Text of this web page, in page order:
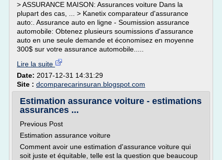
> ASSURANCE MAISON: Assurances voiture Dans la
plupart des cas, ... > Kanetix comparateur d'assurance
auto:. Assurance auto en ligne - Soumission assurance
automobile: Obtenez plusieurs soumissions d'assurance
auto en une seule demande et économisez en moyenne
300$ sur votre assurance automobile.....
Lire la suite
Date: 2017-12-31 14:31:29
Site : dcomparecarinsuran.blogspot.com
Estimation assurance voiture - estimations
assurances ...
Previous Post
Estimation assurance voiture
Comment avoir une estimation d'assurance voiture qui
soit juste et équitable, telle est la question que beaucoup